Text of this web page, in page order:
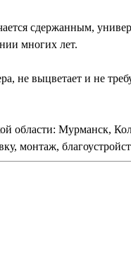
сдержанным,
многих лет.
не выцветает и не
области:
монтаж,